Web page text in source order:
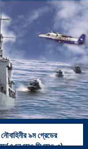
NAVY
নৌবাহিনীর ৯ম গ্রেডের
৩)